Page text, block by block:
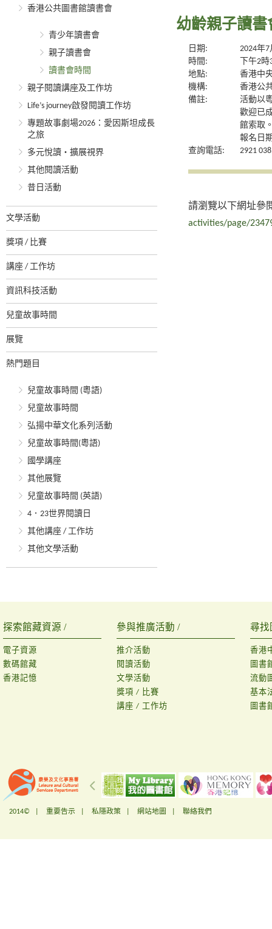
香港公共圖書館讀書會
青少年讀書會
親子讀書會
讀書會時間
親子閱讀講座及工作坊
Life’s journey啟發閱讀工作坊
專題故事劇場2026：愛因斯坦成長
之旅
多元悅讀‧擴展視界
其他閱讀活動
昔日活動
文學活動
獎項 / 比賽
講座 / 工作坊
資訊科技活動
兒童故事時間
展覽
熱門題目
兒童故事時間 (粵語)
兒童故事時間
弘揚中華文化系列活動
兒童故事時間(粵語)
國學講座
其他展覽
兒童故事時間 (英語)
4．23世界閱讀日
其他講座 / 工作坊
其他文學活動
幼齡親子讀書
日期:
2024年
時間:
下午2
地點:
香港中
機構:
香港公
備註:
活動以
歡迎已
館索取
報名日
查詢電話:
2921
請瀏覽以下網址參
activities/page/
探索館藏資源 /
電子資源
數碼館藏
香港記憶
參與推廣活動 /
推介活動
閱讀活動
文學活動
獎項 / 比賽
講座 / 工作坊
尋找
香港
圖書
流動
基本
圖書
2014© | 重要告示 私隱政策 網站地圖 聯絡我們